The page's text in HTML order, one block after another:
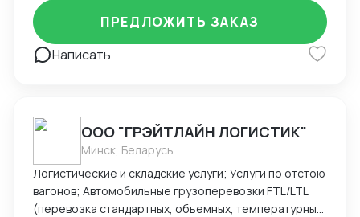
Написать
ПРЕДЛОЖИТЬ ЗАКАЗ
ООО "ГРЭЙТЛАЙН ЛОГИСТИК"
Минск, Беларусь
Логистические и складские услуги; Услуги по отстою
вагонов; Автомобильные грузоперевозки FTL/LTL
(перевозка стандартных, объемных, температурных